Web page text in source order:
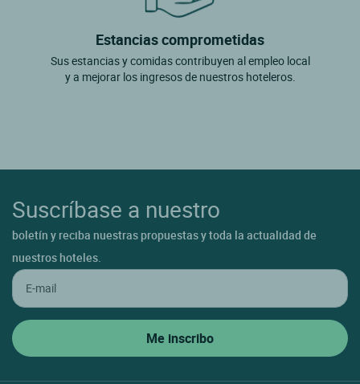
Estancias comprometidas
Sus estancias y comidas contribuyen al empleo local
y a mejorar los ingresos de nuestros hoteleros.
Suscríbase a nuestro
boletín y reciba nuestras propuestas y toda la actualidad de
nuestros hoteles.